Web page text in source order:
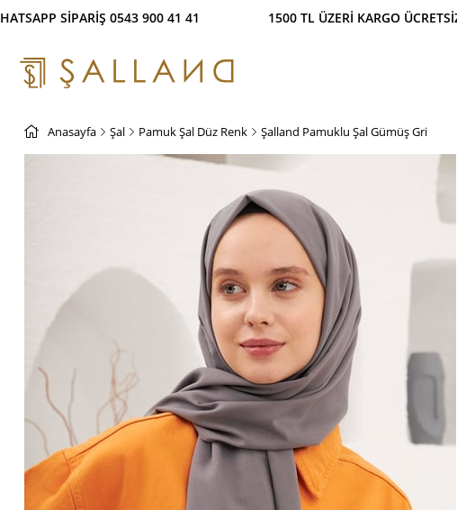
SİPARİŞ 0543 900 41 41 1500 TL ÜZERİ KARGO
Anasayfa Şal Pamuk Şal Düz Renk Şalland Pamuklu Şal Gümüş Gri